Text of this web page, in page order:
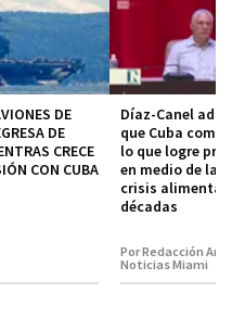
DE
DE
CRECE
CON CUBA
Díaz-Canel
que Cuba
lo que logre
en medio de la
crisis
décadas
Por Redacción
Noticias Miami